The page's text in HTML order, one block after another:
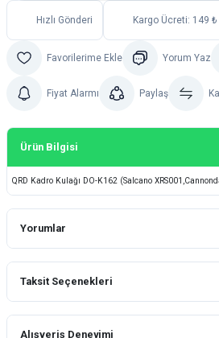
Hızlı Gönderi Kargo Ücreti: 149 ₺
Yorum Yaz
Fiyat Alarmı Paylaş
Ürün Bilgisi
QRD Kadro Kulağı DO-K162 (Salcano
Yorumlar
Taksit Seçenekleri
Alışveriş Deneyimi